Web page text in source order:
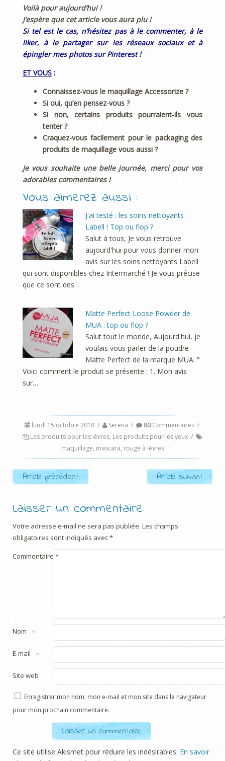
Voilà pour aujourd’hui !
J’espère que cet article vous aura plu !
Si tel est le cas, n’hésitez pas à le commenter, à le
liker, à le partager sur les réseaux sociaux et à
épingler mes photos sur Pinterest !
ET VOUS :
Connaissez-vous le maquillage Accessorize ?
Si oui, qu’en pensez-vous ?
Si non, certains produits pourraient-ils vous
tenter ?
Craquez-vous facilement pour le packaging des
produits de maquillage vous aussi ?
Je vous souhaite une belle journée, merci pour vos
adorables commentaires !
Vous aimerez aussi :
J'ai testé : les soins nettoyants
Labell ! Top ou flop ?
Salut à tous, Je vous retrouve
aujourd'hui pour vous donner mon
avis sur les soins nettoyants Labell
qui sont disponibles chez Intermarché ! Je vous précise
que ce sont des…
Matte Perfect Loose Powder de
MUA : top ou flop ?
Salut tout le monde, Aujourd'hui, je
voulais vous parler de la poudre
Matte Perfect de la marque MUA. °
Voici comment le produit se présente : 1. Mon avis
sur…
lundi 15 octobre 2018 / Serena / 80Commentaires /
Les produits pour les lèvres, Les produits pour les yeux /
maquillage, mascara, rouge à lèvres
Post navigation
Article précédent Article suivant
Laisser un commentaire
Votre adresse e-mail ne sera pas publiée. Les champs
obligatoires sont indiqués avec*
Commentaire *
Nom *
E-mail *
Site web
Enregistrer mon nom, mon e-mail et mon site dans le navigateur
pour mon prochain commentaire.
Ce site utilise Akismet pour réduire les indésirables. En savoir